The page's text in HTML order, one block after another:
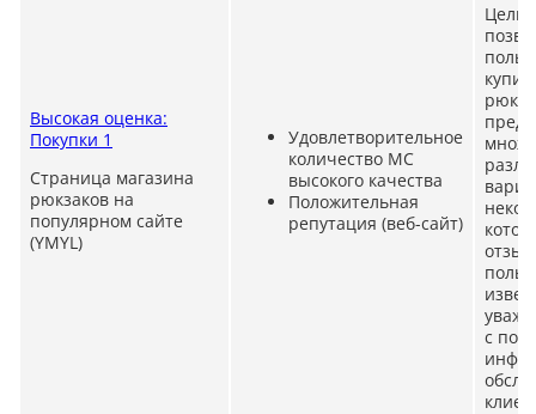
Высокая оценка:
Покупки 1
Страница магазина
рюкзаков на
популярном сайте
(YMYL)
Удовлетворительное
количество MC
высокого качества
Положительная
репутация (веб-сайт)
Цель
с